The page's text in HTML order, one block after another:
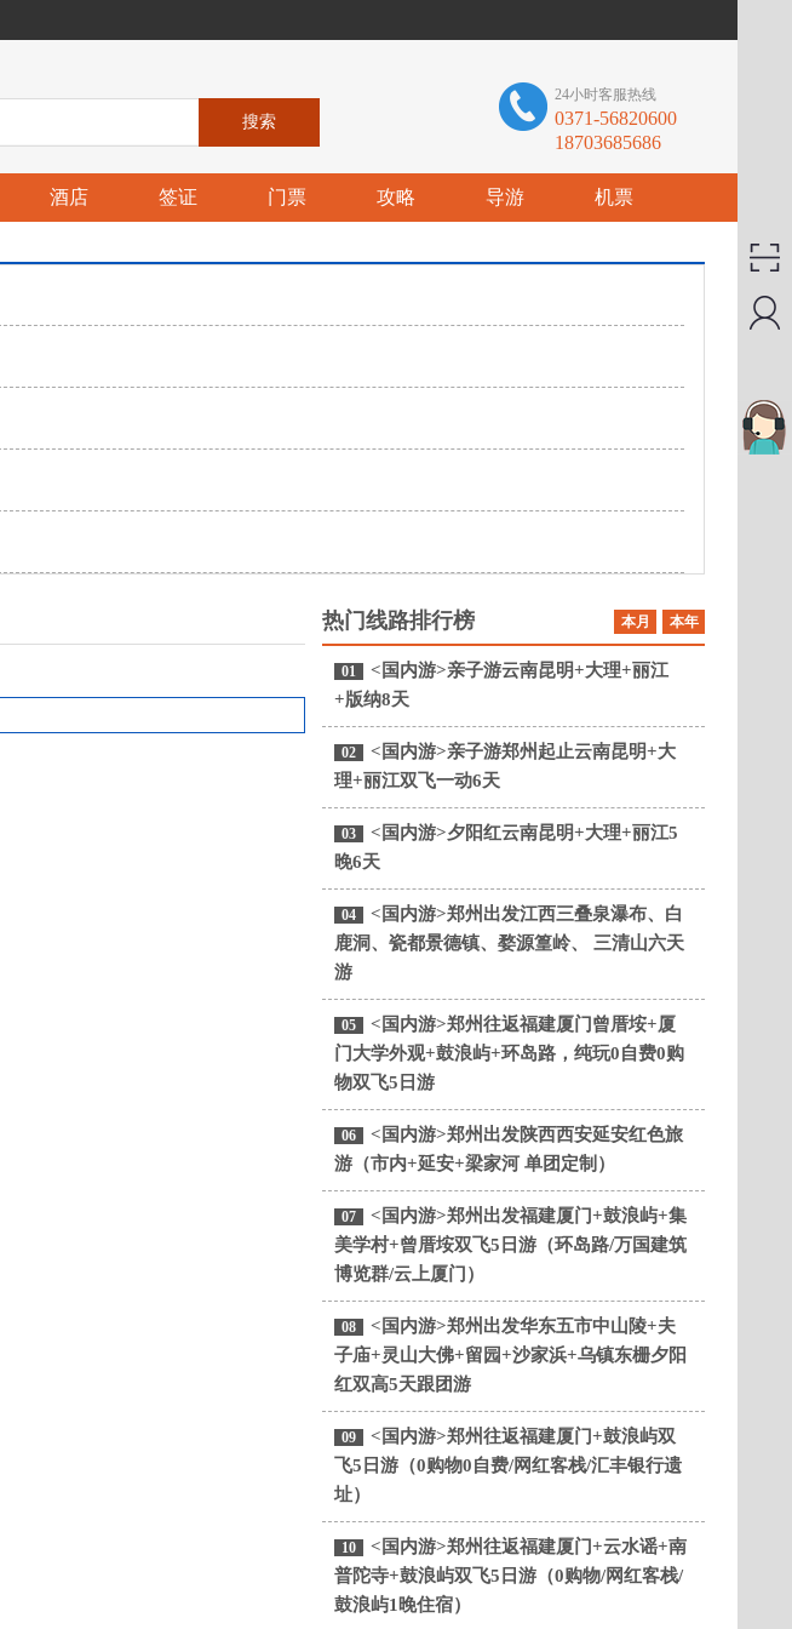
24小时客服热线
0371-56820600
18703685686
酒店 签证 门票 攻略 导游 机票
热门线路排行榜 本月 本年
01
<国内游>亲子游云南昆明+大理+丽江
+版纳8天
02
<国内游>亲子游郑州起止云南昆明+大
理+丽江双飞一动6天
03
<国内游>夕阳红云南昆明+大理+丽江5
晚6天
04
<国内游>郑州出发江西三叠泉瀑布、白
鹿洞、瓷都景德镇、婺源篁岭、 三清山六天
游
05
<国内游>郑州往返福建厦门曾厝垵+厦
门大学外观+鼓浪屿+环岛路，纯玩0自费0购
物双飞5日游
06
<国内游>郑州出发陕西西安延安红色旅
游（市内+延安+梁家河 单团定制）
07
<国内游>郑州出发福建厦门+鼓浪屿+集
美学村+曾厝垵双飞5日游（环岛路/万国建筑
博览群/云上厦门）
08
<国内游>郑州出发华东五市中山陵+夫
子庙+灵山大佛+留园+沙家浜+乌镇东栅夕阳
红双高5天跟团游
09
<国内游>郑州往返福建厦门+鼓浪屿双
飞5日游（0购物0自费/网红客栈/汇丰银行遗
址）
10
<国内游>郑州往返福建厦门+云水谣+南
普陀寺+鼓浪屿双飞5日游（0购物/网红客栈/
鼓浪屿1晚住宿）